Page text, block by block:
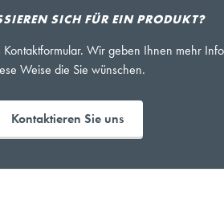
SICH FÜR EIN PRODUKT?
Wir geben Ihnen mehr
Weise die Sie wünschen.
Kontaktieren Sie uns